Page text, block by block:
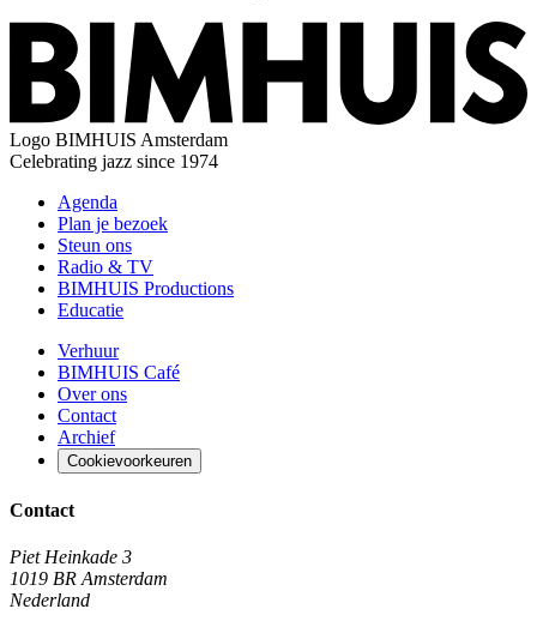
Logo BIMHUIS Amsterdam
Celebrating jazz since 1974
Agenda
Plan je bezoek
Steun ons
Radio & TV
BIMHUIS Productions
Educatie
Verhuur
BIMHUIS Café
Over ons
Contact
Archief
Cookievoorkeuren
Contact
Piet Heinkade 3
1019 BR Amsterdam
Nederland